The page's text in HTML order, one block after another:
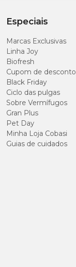
Especiais
Marcas Exclusivas
Linha Joy
Biofresh
Cupom de desconto
Black Friday
Ciclo das pulgas
Sobre Vermífugos
Gran Plus
Pet Day
Minha Loja Cobasi
Guias de cuidados